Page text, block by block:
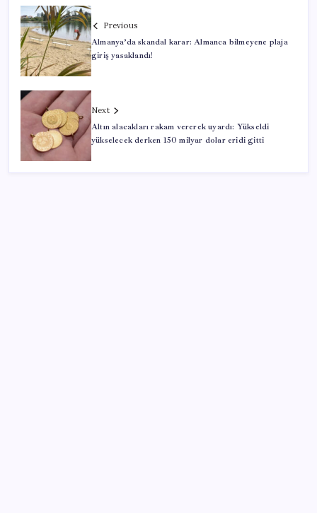
Previous
Almanya’da skandal karar: Almanca bilmeyene plaja
giriş yasaklandı!
Next
Altın alacakları rakam vererek uyardı: Yükseldi
yükselecek derken 150 milyar dolar eridi gitti